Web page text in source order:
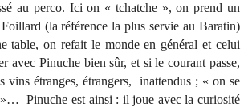
au perco. Ici on « tchatche », on prend un
(la référence la plus servie au Baratin)
table, on refait le monde en général et celui
avec Pinuche bien sûr, et si le courant passe,
vins étranges, étrangers, inattendus ; « on se
Pinuche est ainsi : il joue avec la curiosité